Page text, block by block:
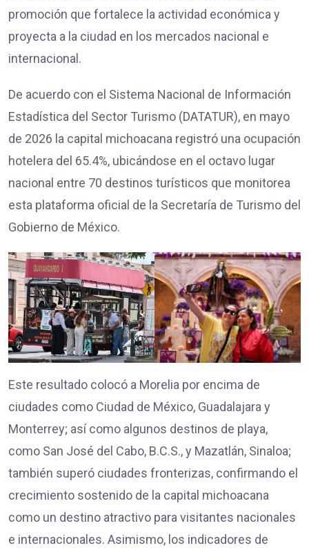
promoción que fortalece la actividad económica y
proyecta a la ciudad en los mercados nacional e
internacional.
De acuerdo con el Sistema Nacional de Información
Estadística del Sector Turismo (DATATUR), en mayo
de 2026 la capital michoacana registró una ocupación
hotelera del 65.4%, ubicándose en el octavo lugar
nacional entre 70 destinos turísticos que monitorea
esta plataforma oficial de la Secretaría de Turismo del
Gobierno de México.
Este resultado colocó a Morelia por encima de
ciudades como Ciudad de México, Guadalajara y
Monterrey; así como algunos destinos de playa,
como San José del Cabo, B.C.S., y Mazatlán, Sinaloa;
también superó ciudades fronterizas, confirmando el
crecimiento sostenido de la capital michoacana
como un destino atractivo para visitantes nacionales
e internacionales. Asimismo, los indicadores de